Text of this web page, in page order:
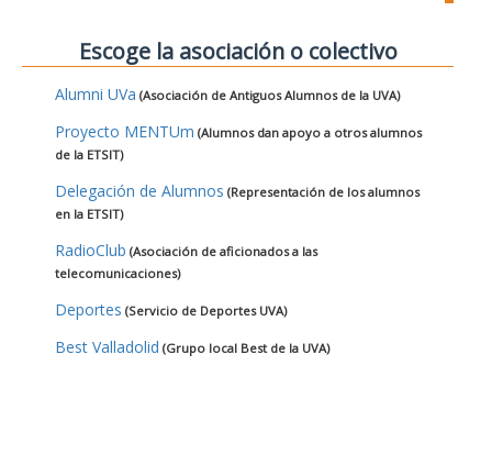
Escoge la asociación o colectivo
Alumni UVa (Asociación de Antiguos Alumnos de la UVA)
Proyecto MENTUm (Alumnos dan apoyo a otros alumnos
de la ETSIT)
Delegación de Alumnos (Representación de los alumnos
en la ETSIT)
RadioClub (Asociación de aficionados a las
telecomunicaciones)
Deportes (Servicio de Deportes UVA)
Best Valladolid (Grupo local Best de la UVA)